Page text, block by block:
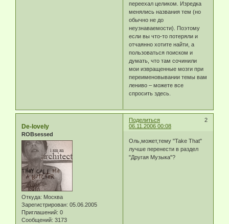
переехал целиком. Изредка
менялись названия тем (но
обычно не до
неузнаваемости). Поэтому
если вы что-то потеряли и
отчаянно хотите найти, а
пользоваться поиском и
думать, что там сочинили
мои извращенные мозги при
переименовывании темы вам
лениво – можете все
спросить здесь.
Поделиться
2
06.11.2006 00:08
De-lovely
ROBsessed
Откуда: Москва
Зарегистрирован: 05.06.2005
Приглашений: 0
Сообщений: 3173
Оль,может,тему "Take That"
лучше перенести в раздел
"Другая Музыка"?